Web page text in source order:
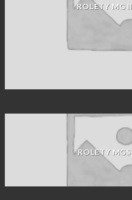
ROLETY MG II
ROLETY MGS